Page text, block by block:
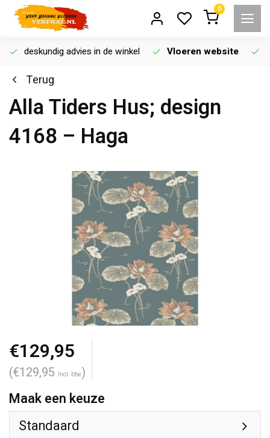
0
deskundig advies in de winkel Vloeren website
Terug
Alla Tiders Hus; design
4168 – Haga
€129,95
(€129,95 Incl. btw)
Maak een keuze
Standaard